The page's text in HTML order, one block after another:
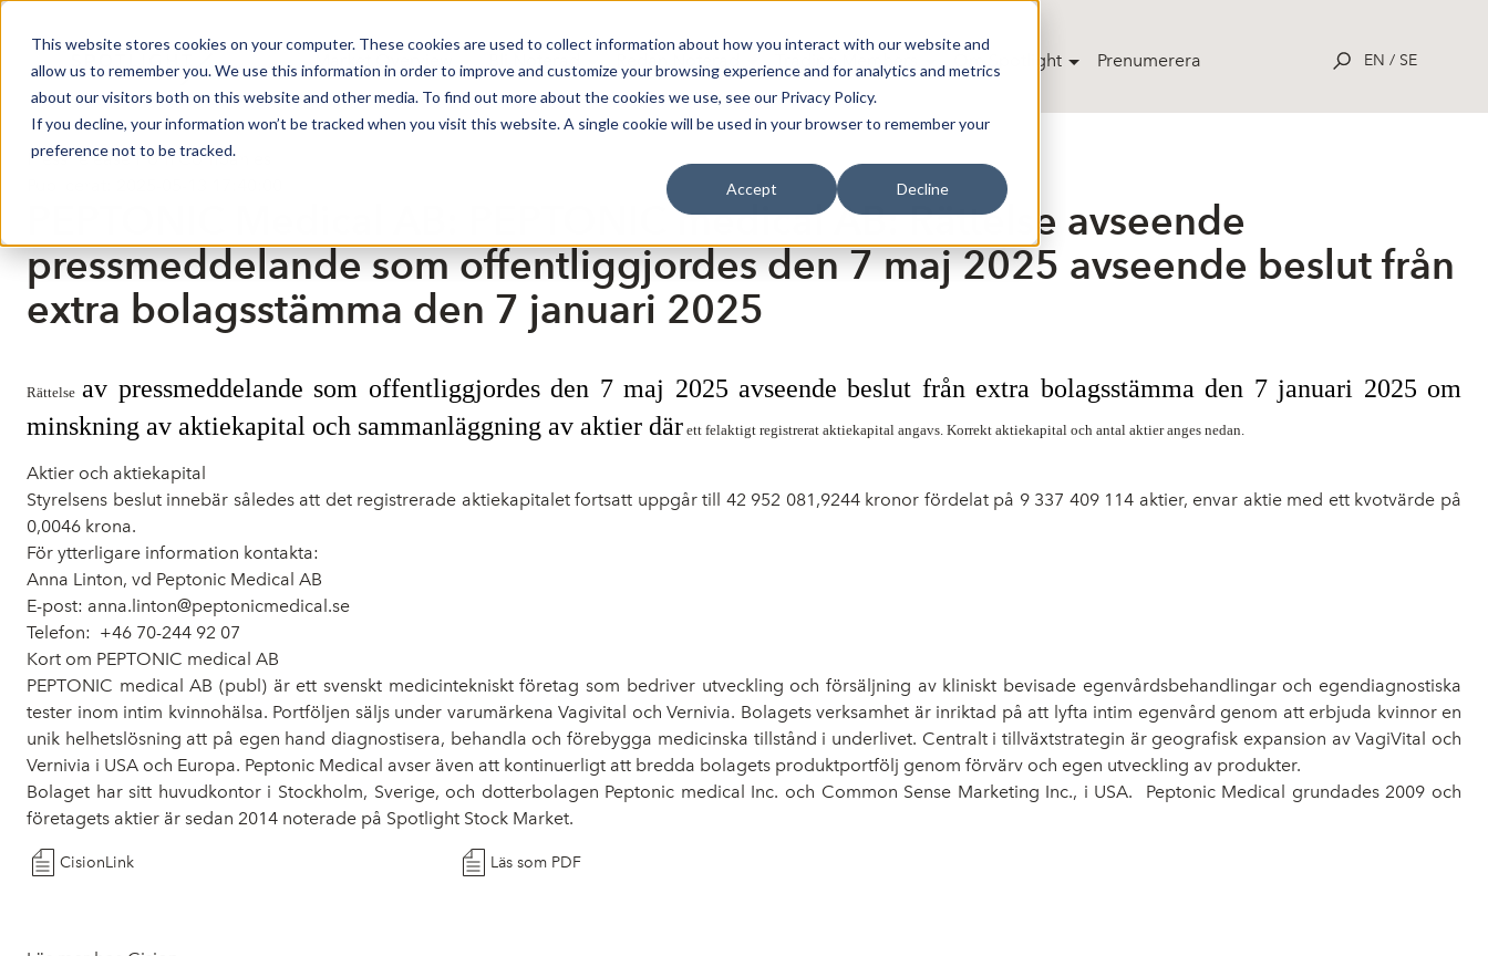
This website stores cookies on your computer. These cookies are used to collect information about how you interact with our website and
allow us to remember you. We use this information in order to improve and customize your browsing experience and for analytics and metrics
about our visitors both on this website and other media. To find out more about the cookies we use, see our Privacy Policy.
If you decline, your information won’t be tracked when you visit this website. A single cookie will be used in your browser to remember your
preference not to be tracked.
Accept Decline
Om Spotlight Prenumerera EN / SE
Press release from Companies
PEPTONIC Medical AB: PEPTONIC medical AB: Rättelse avseende
pressmeddelande som offentliggjordes den 7 maj 2025 avseende beslut från
extra bolagsstämma den 7 januari 2025
Rättelseav pressmeddelande som offentliggjordes den 7 maj 2025 avseende beslut från extra bolagsstämma den 7 januari 2025 om
minskning av aktiekapital och sammanläggning av aktier där ett felaktigt registrerat aktiekapital angavs. Korrekt aktiekapital och antal aktier anges nedan.
Aktier och aktiekapital
Styrelsens beslut innebär således att det registrerade aktiekapitalet fortsatt uppgår till 42 952 081,9244 kronor fördelat på 9 337 409 114 aktier, envar aktie med ett kvotvärde på
0,0046 krona.
För ytterligare information kontakta:
Anna Linton, vd Peptonic Medical AB
E-post: anna.linton@peptonicmedical.se
Telefon: +46 70-244 92 07
Kort om PEPTONIC medical AB
PEPTONIC medical AB (publ) är ett svenskt medicintekniskt företag som bedriver utveckling och försäljning av kliniskt bevisade egenvårdsbehandlingar och egendiagnostiska
tester inom intim kvinnohälsa. Portföljen säljs under varumärkena Vagivital och Vernivia. Bolagets verksamhet är inriktad på att lyfta intim egenvård genom att erbjuda kvinnor en
unik helhetslösning att på egen hand diagnostisera, behandla och förebygga medicinska tillstånd i underlivet. Centralt i tillväxtstrategin är geografisk expansion av VagiVital och
Vernivia i USA och Europa. Peptonic Medical avser även att kontinuerligt att bredda bolagets produktportfölj genom förvärv och egen utveckling av produkter.
Bolaget har sitt huvudkontor i Stockholm, Sverige, och dotterbolagen Peptonic medical Inc. och Common Sense Marketing Inc., i USA. Peptonic Medical grundades 2009 och
företagets aktier är sedan 2014 noterade på Spotlight Stock Market.
CisionLink Läs som PDF